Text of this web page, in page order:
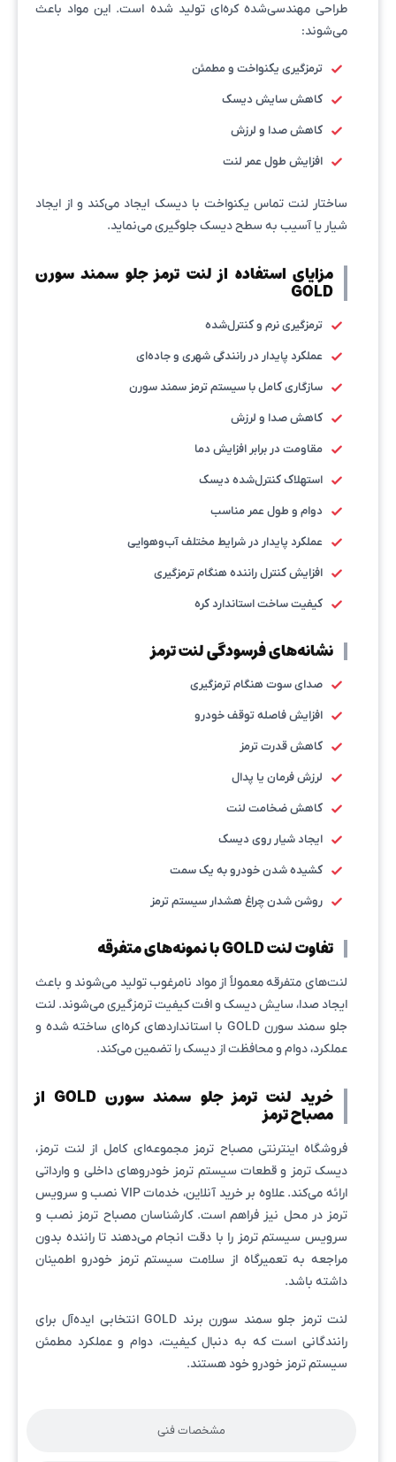
مشخصات فنی
طراحی مهندسی‌شده کره‌ای تولید شده است. این مواد باعث
می‌شوند:
ترمزگیری یکنواخت و مطمئن
کاهش سایش دیسک
کاهش صدا و لرزش
افزایش طول عمر لنت
ساختار لنت تماس یکنواخت با دیسک ایجاد می‌کند و از ایجاد
شیار یا آسیب به سطح دیسک جلوگیری می‌نماید.
مزایای استفاده از لنت ترمز جلو سمند سورن
GOLD
ترمزگیری نرم و کنترل‌شده
عملکرد پایدار در رانندگی شهری و جاده‌ای
سازگاری کامل با سیستم ترمز سمند سورن
کاهش صدا و لرزش
مقاومت در برابر افزایش دما
استهلاک کنترل‌شده دیسک
دوام و طول عمر مناسب
عملکرد پایدار در شرایط مختلف آب‌وهوایی
افزایش کنترل راننده هنگام ترمزگیری
کیفیت ساخت استاندارد کره
نشانه‌های فرسودگی لنت ترمز
صدای سوت هنگام ترمزگیری
افزایش فاصله توقف خودرو
کاهش قدرت ترمز
لرزش فرمان یا پدال
کاهش ضخامت لنت
ایجاد شیار روی دیسک
کشیده شدن خودرو به یک سمت
روشن شدن چراغ هشدار سیستم ترمز
تفاوت لنت GOLD با نمونه‌های متفرقه
لنت‌های متفرقه معمولاً از مواد نامرغوب تولید می‌شوند و باعث
ایجاد صدا، سایش دیسک و افت کیفیت ترمزگیری می‌شوند. لنت
جلو سمند سورن GOLD با استانداردهای کره‌ای ساخته شده و
عملکرد، دوام و محافظت از دیسک را تضمین می‌کند.
خرید لنت ترمز جلو سمند سورن GOLD از
مصباح ترمز
فروشگاه اینترنتی مصباح ترمز مجموعه‌ای کامل از لنت ترمز،
دیسک ترمز و قطعات سیستم ترمز خودروهای داخلی و وارداتی
ارائه می‌کند. علاوه بر خرید آنلاین، خدمات VIP نصب و سرویس
ترمز در محل نیز فراهم است. کارشناسان مصباح ترمز نصب و
سرویس سیستم ترمز را با دقت انجام می‌دهند تا راننده بدون
مراجعه به تعمیرگاه از سلامت سیستم ترمز خودرو اطمینان
داشته باشد.
لنت ترمز جلو سمند سورن برند GOLD انتخابی ایده‌آل برای
رانندگانی است که به دنبال کیفیت، دوام و عملکرد مطمئن
سیستم ترمز خودرو خود هستند.